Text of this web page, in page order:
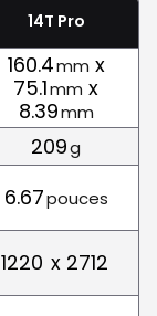
14T Pro
160.4mm x
75.1mm x
8.39mm
209g
6.67pouces
1220 x 2712